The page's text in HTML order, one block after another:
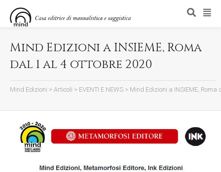
Mind Edizioni a INSIEME, Roma
dal 1 al 4 ottobre 2020
Mind Edizioni > Articoli > EVENTI E NEWS > Mind Edizioni a INSIEME, Roma